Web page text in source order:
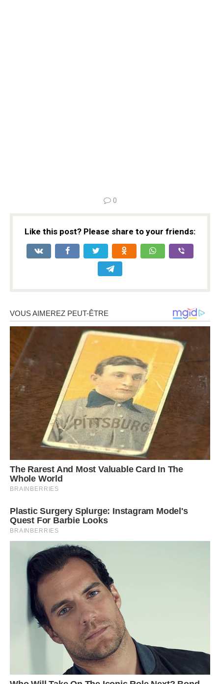
0
Like this post? Please share to your friends: